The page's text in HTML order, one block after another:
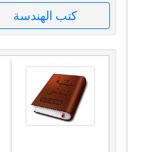
كتب الهندسة